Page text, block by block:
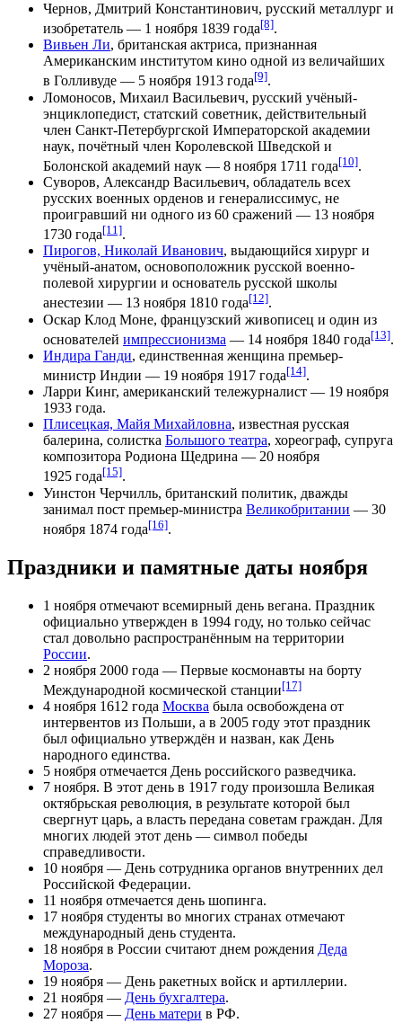
Чернов, Дмитрий Константинович, русский металлург и
изобретатель — 1 ноября 1839 года[8].
Вивьен Ли, британская актриса, признанная
Американским институтом кино одной из величайших
в Голливуде — 5 ноября 1913 года[9].
Ломоносов, Михаил Васильевич, русский учёный-
энциклопедист, статский советник, действительный
член Санкт-Петербургской Императорской академии
наук, почётный член Королевской Шведской и
Болонской академий наук — 8 ноября 1711 года[10].
Суворов, Александр Васильевич, обладатель всех
русских военных орденов и генералиссимус, не
проигравший ни одного из 60 сражений — 13 ноября
1730 года[11].
Пирогов, Николай Иванович, выдающийся хирург и
учёный-анатом, основоположник русской военно-
полевой хирургии и основатель русской школы
анестезии — 13 ноября 1810 года[12].
Оскар Клод Моне, французский живописец и один из
основателей импрессионизма — 14 ноября 1840 года[13].
Индира Ганди, единственная женщина премьер-
министр Индии — 19 ноября 1917 года[14].
Ларри Кинг, американский тележурналист — 19 ноября
1933 года.
Плисецкая, Майя Михайловна, известная русская
балерина, солистка Большого театра, хореограф, супруга
композитора Родиона Щедрина — 20 ноября
1925 года[15].
Уинстон Черчилль, британский политик, дважды
занимал пост премьер-министра Великобритании — 30
ноября 1874 года[16].
Праздники и памятные даты ноября
1 ноября отмечают всемирный день вегана. Праздник
официально утвержден в 1994 году, но только сейчас
стал довольно распространённым на территории
России.
2 ноября 2000 года — Первые космонавты на борту
Международной космической станции[17]
4 ноября 1612 года Москва была освобождена от
интервентов из Польши, а в 2005 году этот праздник
был официально утверждён и назван, как День
народного единства.
5 ноября отмечается День российского разведчика.
7 ноября. В этот день в 1917 году произошла Великая
октябрьская революция, в результате которой был
свергнут царь, а власть передана советам граждан. Для
многих людей этот день — символ победы
справедливости.
10 ноября — День сотрудника органов внутренних дел
Российской Федерации.
11 ноября отмечается день шопинга.
17 ноября студенты во многих странах отмечают
международный день студента.
18 ноября в России считают днем рождения Деда
Мороза.
19 ноября — День ракетных войск и артиллерии.
21 ноября — День бухгалтера.
27 ноября — День матери в РФ.